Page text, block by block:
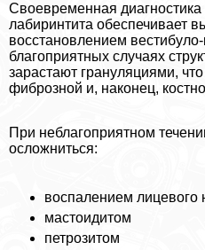
Своевременная диагностика
лабиринтита обеспечивает
восстановлением
благоприятных случаях
зарастают грануляциями,
фиброзной и, наконец,
При нeблагоприятном
осложниться:
воспалением лицевого
мастоидитом
петрозитом